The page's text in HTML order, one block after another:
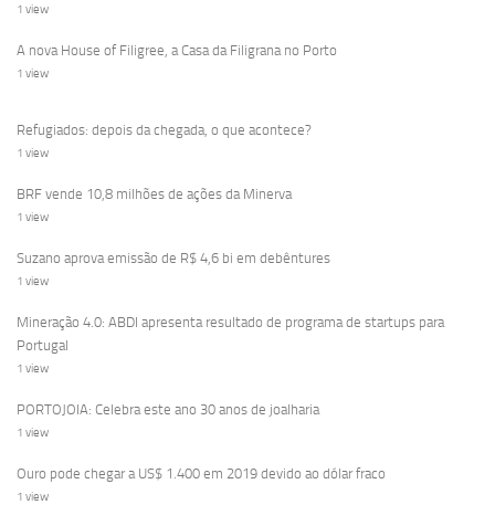
1 view
A nova House of Filigree, a Casa da Filigrana no Porto
1 view
Refugiados: depois da chegada, o que acontece?
1 view
BRF vende 10,8 milhões de ações da Minerva
1 view
Suzano aprova emissão de R$ 4,6 bi em debêntures
1 view
Mineração 4.0: ABDI apresenta resultado de programa de startups para
Portugal
1 view
PORTOJOIA: Celebra este ano 30 anos de joalharia
1 view
Ouro pode chegar a US$ 1.400 em 2019 devido ao dólar fraco
1 view